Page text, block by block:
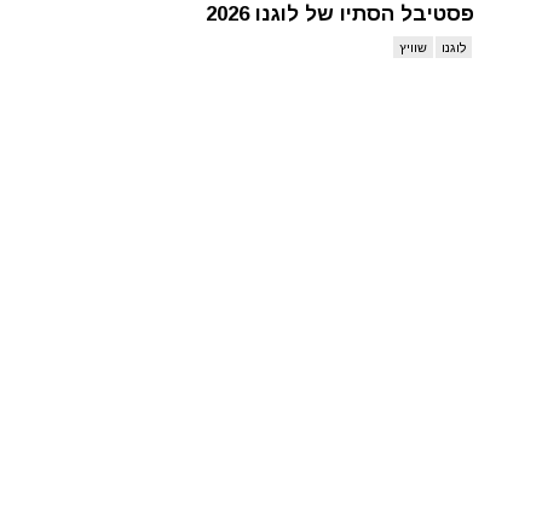
פסטיבל הסתיו של לוגנו 2026
לוגנו שוויץ